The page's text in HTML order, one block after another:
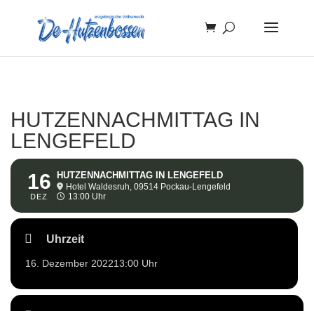
HUTZENNACHMITTAG IN
LENGEFELD
16
DEZ
HUTZENNACHMITTAG IN LENGEFELD
Hotel Waldesruh, 09514 Pockau-Lengefeld
13:00 Uhr
Uhrzeit
16. Dezember 202213:00 Uhr